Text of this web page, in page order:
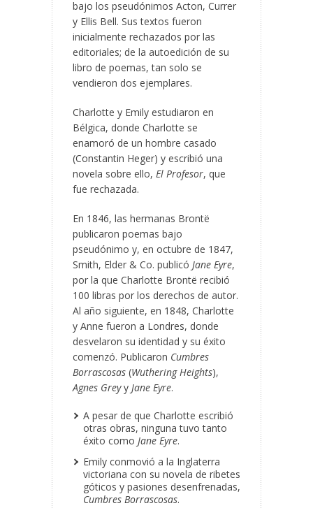
bajo los pseudónimos Acton, Currer
y Ellis Bell. Sus textos fueron
inicialmente rechazados por las
editoriales; de la autoedición de su
libro de poemas, tan solo se
vendieron dos ejemplares.
Charlotte y Emily estudiaron en
Bélgica, donde Charlotte se
enamoró de un hombre casado
(Constantin Heger) y escribió una
novela sobre ello, El Profesor, que
fue rechazada.
En 1846, las hermanas Brontë
publicaron poemas bajo
pseudónimo y, en octubre de 1847,
Smith, Elder & Co. publicó Jane Eyre,
por la que Charlotte Brontë recibió
100 libras por los derechos de autor.
Al año siguiente, en 1848, Charlotte
y Anne fueron a Londres, donde
desvelaron su identidad y su éxito
comenzó. Publicaron Cumbres
Borrascosas (Wuthering Heights),
Agnes Greyy Jane Eyre.
A pesar de que Charlotte escribió
otras obras, ninguna tuvo tanto
éxito como Jane Eyre.
Emily conmovió a la Inglaterra
victoriana con su novela de ribetes
góticos y pasiones desenfrenadas,
Cumbres Borrascosas.